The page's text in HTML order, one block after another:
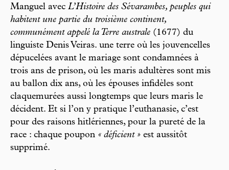
Manguel avec L’Histoire des Sévarambes, peuples qui
habitent une partie du troisième continent,
communément appelé la Terre australe (1677) du
linguiste Denis Veiras. une terre où les jouvencelles
dépucelées avant le mariage sont condamnées à
trois ans de prison, où les maris adultères sont mis
au ballon dix ans, où les épouses infidèles sont
claquemurées aussi longtemps que leurs maris le
décident. Et si l’on y pratique l’euthanasie, c’est
pour des raisons hitlériennes, pour la pureté de la
race : chaque poupon « déficient » est aussitôt
supprimé.